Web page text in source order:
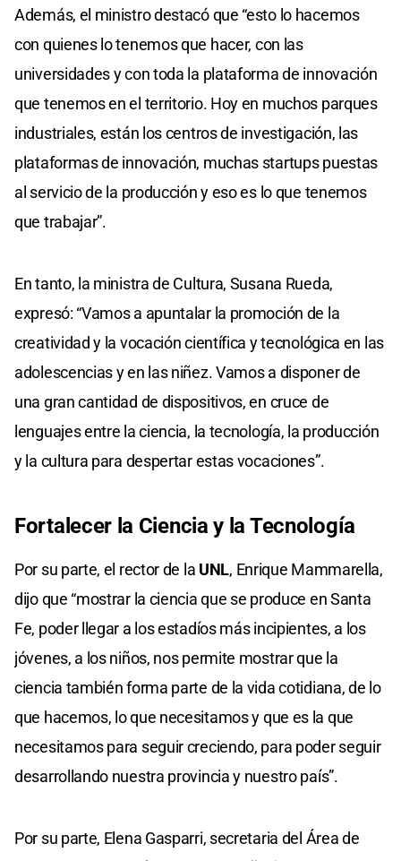
Además, el ministro destacó que “esto lo hacemos
con quienes lo tenemos que hacer, con las
universidades y con toda la plataforma de innovación
que tenemos en el territorio. Hoy en muchos parques
industriales, están los centros de investigación, las
plataformas de innovación, muchas startups puestas
al servicio de la producción y eso es lo que tenemos
que trabajar”.
En tanto, la ministra de Cultura, Susana Rueda,
expresó: “Vamos a apuntalar la promoción de la
creatividad y la vocación científica y tecnológica en las
adolescencias y en las niñez. Vamos a disponer de
una gran cantidad de dispositivos, en cruce de
lenguajes entre la ciencia, la tecnología, la producción
y la cultura para despertar estas vocaciones”.
Fortalecer la Ciencia y la Tecnología
Por su parte, el rector de la UNL, Enrique Mammarella,
dijo que “mostrar la ciencia que se produce en Santa
Fe, poder llegar a los estadíos más incipientes, a los
jóvenes, a los niños, nos permite mostrar que la
ciencia también forma parte de la vida cotidiana, de lo
que hacemos, lo que necesitamos y que es la que
necesitamos para seguir creciendo, para poder seguir
desarrollando nuestra provincia y nuestro país”.
Por su parte, Elena Gasparri, secretaria del Área de